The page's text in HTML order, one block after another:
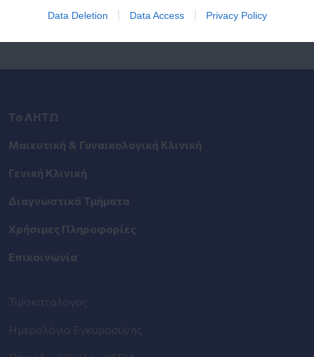
Data Deletion Data Access Privacy Policy
Το ΛΗΤΩ
Μαιευτική & Γυναικολογική Κλινική
Γενική Κλινική
Διαγνωστικά Τμήματα
Χρήσιμες Πληροφορίες
Επικοινωνία
Τιμοκατάλογος
Ημερολόγιο Εγκυμοσύνης